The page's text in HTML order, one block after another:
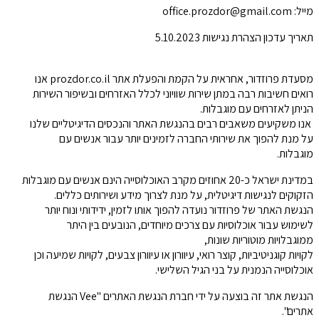
מייל: office.prozdor@gmail.com
תאריך עדכון הצהרת נגישות 5.10.2023
מסעדת פרוזדור, אחראית על הקמת והפעלת אתר prozdor.co.il אנו
רואים חשיבות רבה במתן שירות שוויוני לכלל האזרחים ובשיפור השירות
הניתן לאזרחים עם מוגבלות.
אנו משקיעים משאבים רבים בהנגשת האתר והנכסים הדיגיטליים שלנו
על מנת להפוך את שירותי החברה לזמינים יותר עבור אנשים עם
מוגבלות.
במדינת ישראל כ-20 אחוזים מקרב האוכלוסייה הינם אנשים עם מוגבלות
הזקוקים לנגישות דיגיטלית, על מנת לצרוך מידע ושירותים כללים.
הנגשת האתר של פרוזדור נועדה להפוך אותו לזמין, ידידותי ונוח יותר
לשימוש עבור אוכלוסיות עם צרכים מיוחדים, הנובעים בין היתר
ממוגבלויות מוטוריות שונות,
לקויות קוגניטיביות, קוצר רואי, עיוורון או עיוורון צבעים, לקויות שמיעה וכן
אוכלוסייה הנמנית על בני הגיל השלישי.
הנגשת אתר זה בוצעה על ידי חברת הנגשת האתרים "Vee הנגשת
אתרים".